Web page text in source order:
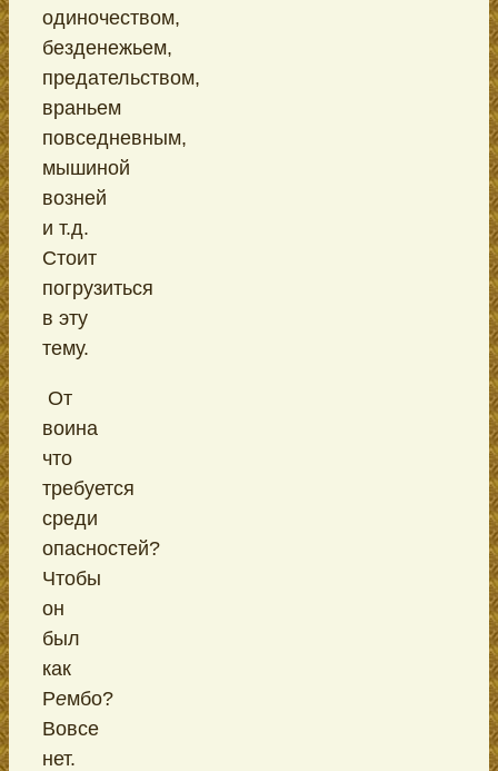
одиночеством,
безденежьем,
предательством,
враньем
повседневным,
мышиной
возней
и т.д.
Стоит
погрузиться
в эту
тему.
От
воина
что
требуется
среди
опасностей?
Чтобы
он
был
как
Рембо?
Вовсе
нет.